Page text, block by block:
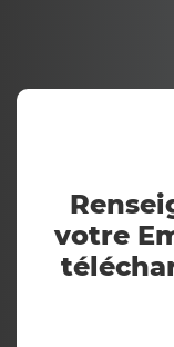
votre